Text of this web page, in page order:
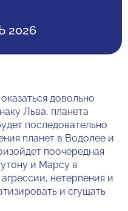
2026
довольно
Льва, планета
последовательно
планет в Водолее и
поочередная
и Марсу в
нетерпения и
и сгущать